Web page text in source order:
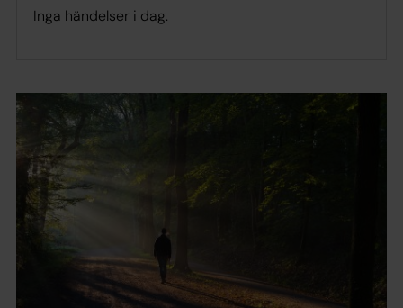
Inga händelser i dag.